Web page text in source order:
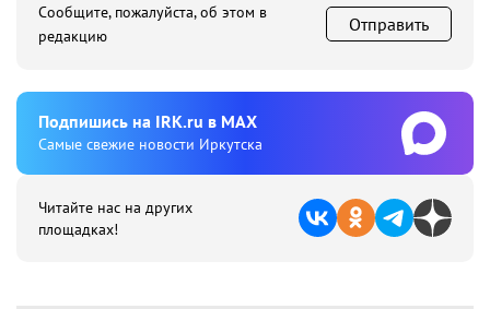
Сообщите, пожалуйста, об этом в
редакцию
Отправить
Подпишиcь на IRK.ru в MAX
Cамые свежие новости Иркутска
Читайте нас на других
площадках!